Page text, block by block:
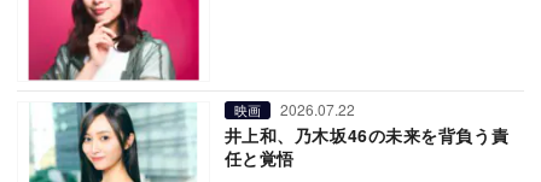
映画 2026.07.22
井上和、乃木坂46の未来を背負う責
任と覚悟